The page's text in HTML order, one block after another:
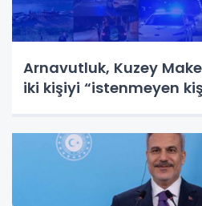
Arnavutluk, Kuzey
iki kişiyi “istenmeyen